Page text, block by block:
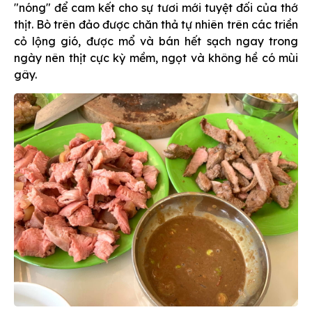
"nóng" để cam kết cho sự tươi mới tuyệt đối của thớ
thịt. Bò trên đảo được chăn thả tự nhiên trên các triền
cỏ lộng gió, được mổ và bán hết sạch ngay trong
ngày nên thịt cực kỳ mềm, ngọt và không hề có mùi
gây.